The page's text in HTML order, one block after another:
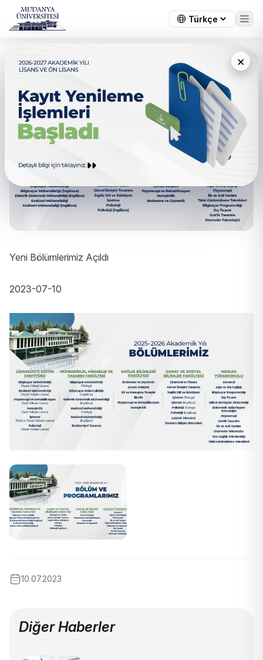
×
Yeni Bölümlerimiz Açıldı
Yeni Bölümlerimiz Açıldı
2023-07-10
10.07.2023
Diğer Haberler